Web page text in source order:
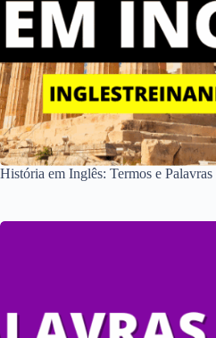
História em Inglês: Termos e